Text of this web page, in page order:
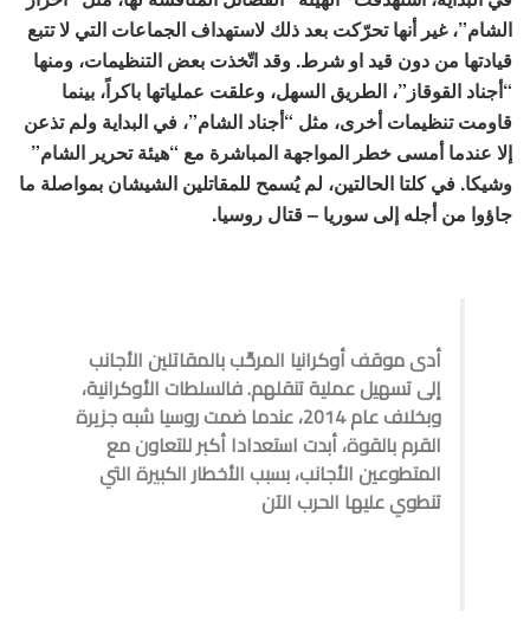
الشام”، غير أنها تحرّكت بعد ذلك لاستهداف الجماعات التي لا تتبع
قيادتها من دون قيد او شرط. وقد اتّخذت بعض التنظيمات، ومنها
“أجناد القوقاز”، الطريق السهل، وعلقت عملياتها باكراً، بينما
قاومت تنظيمات أخرى، مثل “أجناد الشام”، في البداية ولم تذعن
إلا عندما أمسى خطر المواجهة المباشرة مع “هيئة تحرير الشام”
وشيكا. في كلتا الحالتين، لم يُسمح للمقاتلين الشيشان بمواصلة ما
جاؤوا من أجله إلى سوريا – قتال روسيا.
أدى موقف أوكرانيا المرحِّب بالمقاتلين الأجانب
إلى تسهيل عملية تنقلهم. فالسلطات الأوكرانية،
وبخلاف عام 2014، عندما ضمت روسيا شبه جزيرة
القرم بالقوة، أبدت استعدادا أكبر للتعاون مع
المتطوعين الأجانب، بسبب الأخطار الكبيرة التي
تنطوي عليها الحرب الآن